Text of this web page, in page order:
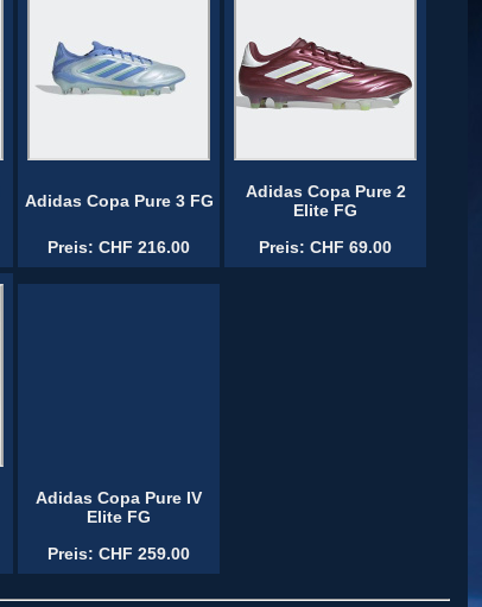
Adidas Copa Pure 3 FG
Preis: CHF 216.00
Adidas Copa Pure 2
Elite FG
Preis: CHF 69.00
Adidas Copa Pure IV
Elite FG
Preis: CHF 259.00